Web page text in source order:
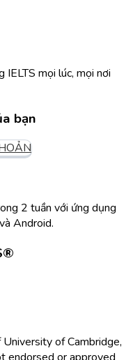
IELTS mọi lúc, mọi nơi
bạn
2 tuần với ứng dụng
Android.
of Cambridge,